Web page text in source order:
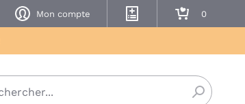
Mon compte
Mes listes de naissance
Mon panier